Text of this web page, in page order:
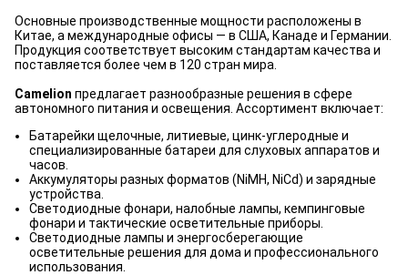
Основные производственные мощности расположены в
Китае, а международные офисы — в США, Канаде и Германии.
Продукция соответствует высоким стандартам качества и
поставляется более чем в 120 стран мира.
Camelion предлагает разнообразные решения в сфере
автономного питания и освещения. Ассортимент включает:
Батарейки щелочные, литиевые, цинк-углеродные и
специализированные батареи для слуховых аппаратов и
часов.
Аккумуляторы разных форматов (NiMH, NiCd) и зарядные
устройства.
Светодиодные фонари, налобные лампы, кемпинговые
фонари и тактические осветительные приборы.
Светодиодные лампы и энергосберегающие
осветительные решения для дома и профессионального
использования.